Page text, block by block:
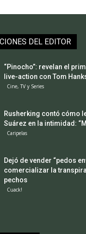
DEL EDITOR
“Pinocho”: revelan el
live-action con Tom
Cine, TV y Series
Rusherking contó cómo
Suárez en la intimidad:
Caripelas
Dejó de vender “pedos
comercializar la
pechos
Cuack!